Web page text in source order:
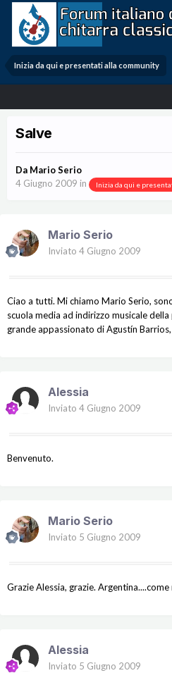
Inizia da qui e presentati alla community
Salve
Da Mario Serio
4 Giugno 2009 in Inizia da qui e
Mario Serio
Inviato 4 Giugno 2009
Ciao a tutti. Mi chiamo Mario Serio,
scuola media ad indirizzo musicale
grande appassionato di Agustín
Alessia
Inviato 4 Giugno 2009
Benvenuto.
Mario Serio
Inviato 5 Giugno 2009
Grazie Alessia, grazie. Argentina....come
Alessia
Inviato 5 Giugno 2009